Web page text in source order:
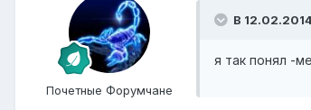
Почетные Форумчане
В
я так понял -